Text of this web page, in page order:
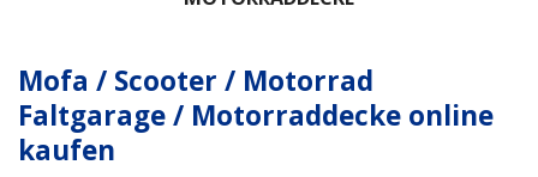
Mofa / Scooter / Motorrad
Faltgarage / Motorraddecke online
kaufen